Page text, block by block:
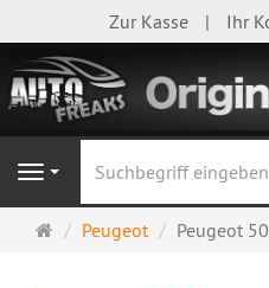
Zur Kasse Ihr
Navigation
Startseite
Peugeot Peugeot